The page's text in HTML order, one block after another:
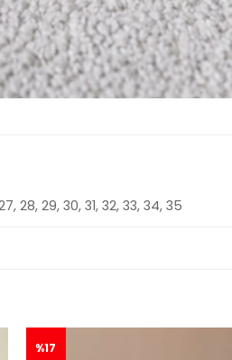
28, 29, 30, 31, 32, 33, 34, 35
%17